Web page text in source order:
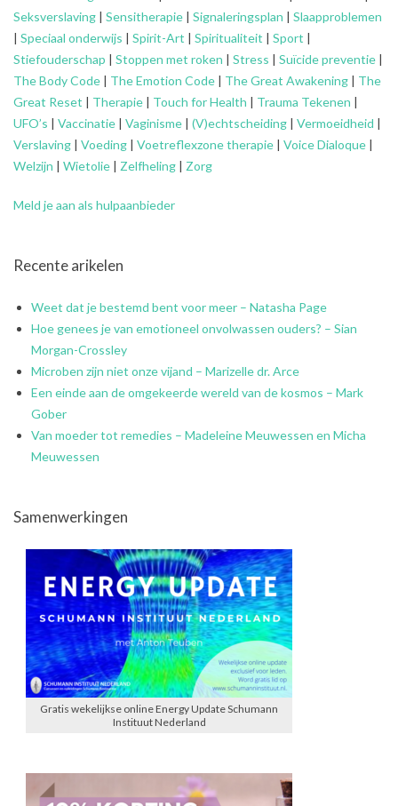
Seksverslaving | Sensitherapie | Signaleringsplan | Slaapproblemen
| Speciaal onderwijs | Spirit-Art | Spiritualiteit | Sport |
Stiefouderschap | Stoppen met roken | Stress | Suïcide preventie |
The Body Code | The Emotion Code | The Great Awakening | The
Great Reset | Therapie | Touch for Health | Trauma Tekenen |
UFO’s | Vaccinatie | Vaginisme | (V)echtscheiding | Vermoeidheid |
Verslaving | Voeding | Voetreflexzone therapie | Voice Dialoque |
Welzijn | Wietolie | Zelfheling | Zorg
Meld je aan als hulpaanbieder
Recente arikelen
Weet dat je bestemd bent voor meer – Natasha Page
Hoe genees je van emotioneel onvolwassen ouders? – Sian
Morgan-Crossley
Microben zijn niet onze vijand – Marizelle dr. Arce
Een einde aan de omgekeerde wereld van de kosmos – Mark
Gober
Van moeder tot remedies – Madeleine Meuwessen en Micha
Meuwessen
Samenwerkingen
Gratis wekelijkse online Energy Update Schumann
Instituut Nederland